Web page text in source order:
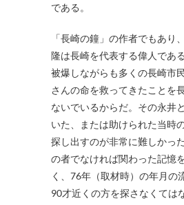
である。
「長崎の鐘」の作者でもあり
隆は長崎を代表する偉人であ
被爆しながらも多くの長崎市
さんの命を救ってきたことを
ないでいるからだ。その永井
いた、または助けられた当時
探し出すのが非常に難しかっ
の者でなければ関わった記憶
く、76年（取材時）の年月の
90才近くの方を探さなくては